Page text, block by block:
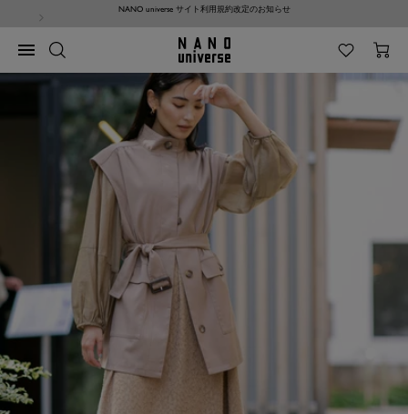
ツ
NANO universe サイト利用規約改定のお知らせ
ナ
ゲ
NANO
universe